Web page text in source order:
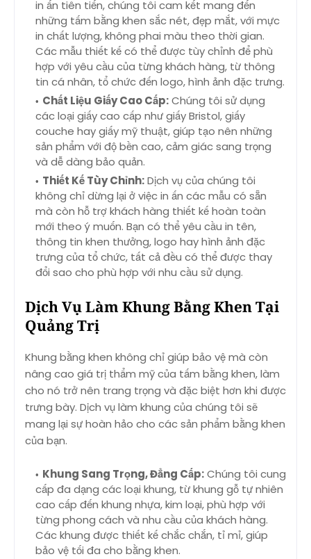
in ấn tiên tiến, chúng tôi cam kết mang đến
những tấm bằng khen sắc nét, đẹp mắt, với mực
in chất lượng, không phai màu theo thời gian.
Các mẫu thiết kế có thể được tùy chỉnh để phù
hợp với yêu cầu của từng khách hàng, từ thông
tin cá nhân, tổ chức đến logo, hình ảnh đặc trưng.
Chất Liệu Giấy Cao Cấp:Chúng tôi sử dụng
các loại giấy cao cấp như giấy Bristol, giấy
couche hay giấy mỹ thuật, giúp tạo nên những
sản phẩm với độ bền cao, cảm giác sang trọng
và dễ dàng bảo quản.
Thiết Kế Tùy Chỉnh:Dịch vụ của chúng tôi
không chỉ dừng lại ở việc in ấn các mẫu có sẵn
mà còn hỗ trợ khách hàng thiết kế hoàn toàn
mới theo ý muốn. Bạn có thể yêu cầu in tên,
thông tin khen thưởng, logo hay hình ảnh đặc
trưng của tổ chức, tất cả đều có thể được thay
đổi sao cho phù hợp với nhu cầu sử dụng.
Dịch Vụ Làm Khung Bằng Khen Tại
Quảng Trị
Khung bằng khen không chỉ giúp bảo vệ mà còn
nâng cao giá trị thẩm mỹ của tấm bằng khen, làm
cho nó trở nên trang trọng và đặc biệt hơn khi được
trưng bày. Dịch vụ làm khung của chúng tôi sẽ
mang lại sự hoàn hảo cho các sản phẩm bằng khen
của bạn.
Khung Sang Trọng, Đẳng Cấp:Chúng tôi cung
cấp đa dạng các loại khung, từ khung gỗ tự nhiên
cao cấp đến khung nhựa, kim loại, phù hợp với
từng phong cách và nhu cầu của khách hàng.
Các khung được thiết kế chắc chắn, tỉ mỉ, giúp
bảo vệ tối đa cho bằng khen.